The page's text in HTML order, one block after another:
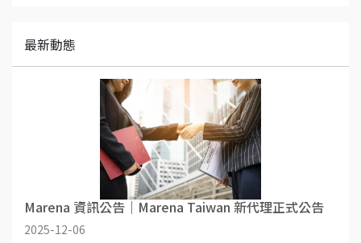
最新動態
Marena 資訊公告｜Marena Taiwan 新代理正式公告
2025-12-06